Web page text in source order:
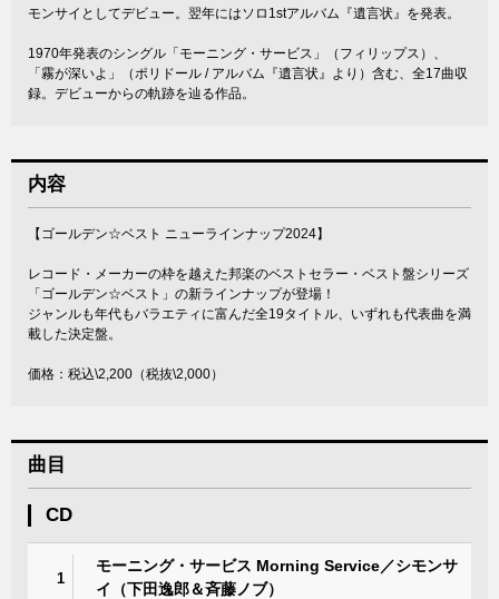
モンサイとしてデビュー。翌年にはソロ1stアルバム『遺言状』を発表。
1970年発表のシングル「モーニング・サービス」（フィリップス）、
「霧が深いよ」（ポリドール / アルバム『遺言状』より）含む、全17曲収
録。デビューからの軌跡を辿る作品。
内容
【ゴールデン☆ベスト ニューラインナップ2024】
レコード・メーカーの枠を越えた邦楽のベストセラー・ベスト盤シリーズ
「ゴールデン☆ベスト」の新ラインナップが登場！
ジャンルも年代もバラエティに富んだ全19タイトル、いずれも代表曲を満
載した決定盤。
価格：税込\2,200（税抜\2,000）
曲目
CD
1
モーニング・サービス Morning Service／シモンサ
イ（下田逸郎＆斉藤ノブ）